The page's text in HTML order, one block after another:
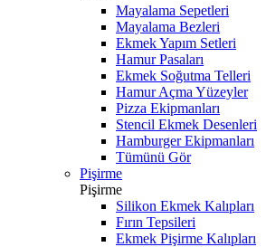
Mayalama Sepetleri
Mayalama Bezleri
Ekmek Yapım Setleri
Hamur Pasaları
Ekmek Soğutma Telleri
Hamur Açma Yüzeyler
Pizza Ekipmanları
Stencil Ekmek Desenleri
Hamburger Ekipmanları
Tümünü Gör
Pişirme
Pişirme
Silikon Ekmek Kalıpları
Fırın Tepsileri
Ekmek Pişirme Kalıpları